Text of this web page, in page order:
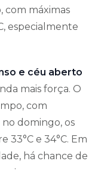
com máximas
especialmente
e céu aberto
mais força. O
com
no domingo, os
e 34°C. Em
há chance de